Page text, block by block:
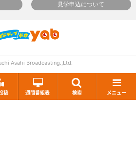
稿
週間番組表 検索 メニュー
見学申込について
Asahi Broadcasting.,Ltd.